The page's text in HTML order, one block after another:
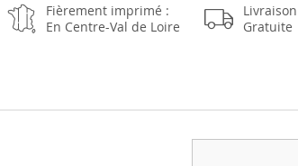
Fièrement imprimé :
En Centre-Val de Loire
Livraison
Gratuite